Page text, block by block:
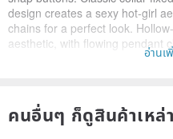
design creates a sexy hot-girl
chains for a perfect look.
aesthetic, with flowing pendant
.......................................... ↟
intertwines classical Gothic
rebellious punk, blending them
อ่านเ
คนอื่นๆ ก็ดูสินค้าเหล่